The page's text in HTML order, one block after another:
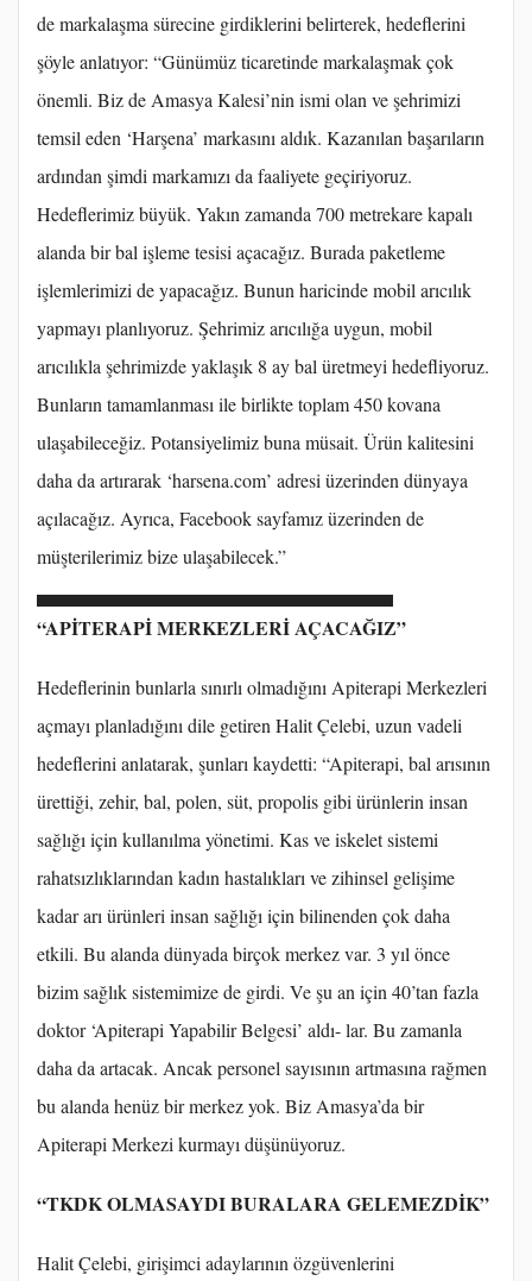
de markalaşma sürecine girdiklerini belirterek, hedeflerini
şöyle anlatıyor: “Günümüz ticaretinde markalaşmak çok
önemli. Biz de Amasya Kalesi’nin ismi olan ve şehrimizi
temsil eden ‘Harşena’ markasını aldık. Kazanılan başarıların
ardından şimdi markamızı da faaliyete geçiriyoruz.
Hedeflerimiz büyük. Yakın zamanda 700 metrekare kapalı
alanda bir bal işleme tesisi açacağız. Burada paketleme
işlemlerimizi de yapacağız. Bunun haricinde mobil arıcılık
yapmayı planlıyoruz. Şehrimiz arıcılığa uygun, mobil
arıcılıkla şehrimizde yaklaşık 8 ay bal üretmeyi hedefliyoruz.
Bunların tamamlanması ile birlikte toplam 450 kovana
ulaşabileceğiz. Potansiyelimiz buna müsait. Ürün kalitesini
daha da artırarak ‘harsena.com’ adresi üzerinden dünyaya
açılacağız. Ayrıca, Facebook sayfamız üzerinden de
müşterilerimiz bize ulaşabilecek.”
“APİTERAPİ MERKEZLERİ AÇACAĞIZ”
Hedeflerinin bunlarla sınırlı olmadığını Apiterapi Merkezleri
açmayı planladığını dile getiren Halit Çelebi, uzun vadeli
hedeflerini anlatarak, şunları kaydetti: “Apiterapi, bal arısının
ürettiği, zehir, bal, polen, süt, propolis gibi ürünlerin insan
sağlığı için kullanılma yönetimi. Kas ve iskelet sistemi
rahatsızlıklarından kadın hastalıkları ve zihinsel gelişime
kadar arı ürünleri insan sağlığı için bilinenden çok daha
etkili. Bu alanda dünyada birçok merkez var. 3 yıl önce
bizim sağlık sistemimize de girdi. Ve şu an için 40’tan fazla
doktor ‘Apiterapi Yapabilir Belgesi’ aldı- lar. Bu zamanla
daha da artacak. Ancak personel sayısının artmasına rağmen
bu alanda henüz bir merkez yok. Biz Amasya’da bir
Apiterapi Merkezi kurmayı düşünüyoruz.
“TKDK OLMASAYDI BURALARA GELEMEZDİK”
Halit Çelebi, girişimci adaylarının özgüvenlerini